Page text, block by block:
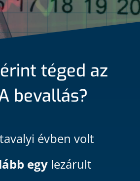
téged az
bevallás?
évben volt
egy lezárult